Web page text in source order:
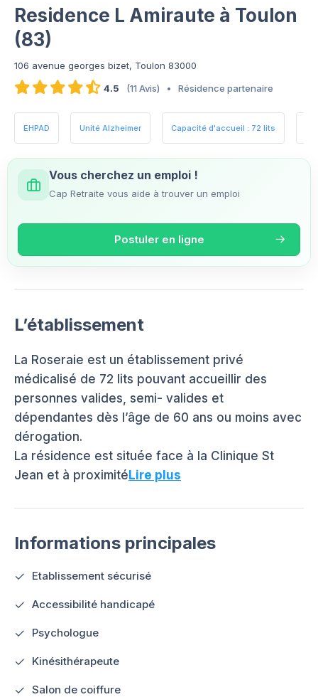
Residence L Amiraute à Toulon
(83)
106 avenue georges bizet, Toulon 83000
4.5
(11 Avis) • Résidence partenaire
EHPAD Unité Alzheimer Capacité d'accueil : 72 lits
Vous cherchez un emploi !
Cap Retraite vous aide à trouver un emploi
Postuler en ligne
L’établissement
La Roseraie est un établissement privé
médicalisé de 72 lits pouvant accueillir des
personnes valides, semi- valides et
dépendantes dès l’âge de 60 ans ou moins avec
dérogation.
La résidence est située face à la Clinique St
Jean et à proximitéLire plus
Informations principales
Etablissement sécurisé
Accessibilité handicapé
Psychologue
Kinésithérapeute
Salon de coiffure